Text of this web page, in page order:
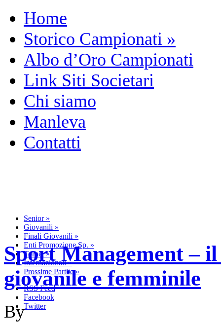
Home
Storico Campionati »
Albo d’Oro Campionati
Link Siti Societari
Chi siamo
Manleva
Contatti
Senior»
Giovanili »
Finali Giovanili »
Enti Promozione Sp. »
Tornei»
Internazionali»
Prossime Partite»
RSS Feed
Facebook
Twitter
Sport Management –
giovanile e femminile
By